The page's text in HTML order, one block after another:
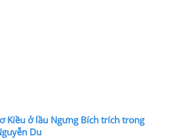
Kiều ở lầu Ngưng Bích trích trong
Du